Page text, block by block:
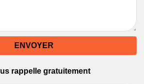
rappelle gratuitement